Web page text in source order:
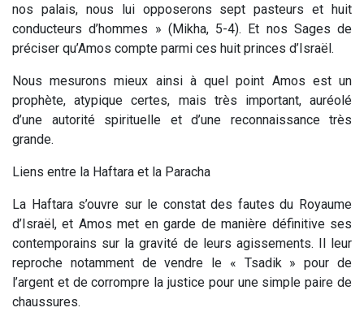
nos palais, nous lui opposerons sept pasteurs et huit
conducteurs d’hommes » (Mikha, 5-4). Et nos Sages de
préciser qu’Amos compte parmi ces huit princes d’Israël.
Nous mesurons mieux ainsi à quel point Amos est un
prophète, atypique certes, mais très important, auréolé
d’une autorité spirituelle et d’une reconnaissance très
grande.
Liens entre la Haftara et la Paracha
La Haftara s’ouvre sur le constat des fautes du Royaume
d’Israël, et Amos met en garde de manière définitive ses
contemporains sur la gravité de leurs agissements. Il leur
reproche notamment de vendre le « Tsadik » pour de
l’argent et de corrompre la justice pour une simple paire de
chaussures.